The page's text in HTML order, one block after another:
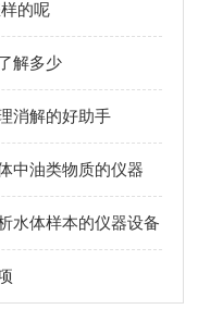
的呢
解多少
消解的好助手
中油类物质的仪器
水体样本的仪器设备